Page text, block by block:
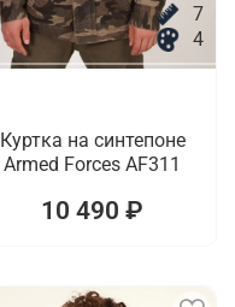
7
4
Куртка на синтепоне
Armed Forces AF311
10 490 ₽